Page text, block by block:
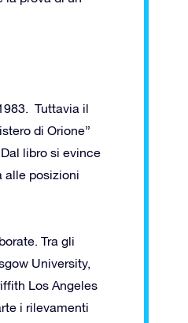
Tuttavia il
di Orione”
libro si evince
alle posizioni
Tra gli
University,
Los Angeles
i rilevamenti